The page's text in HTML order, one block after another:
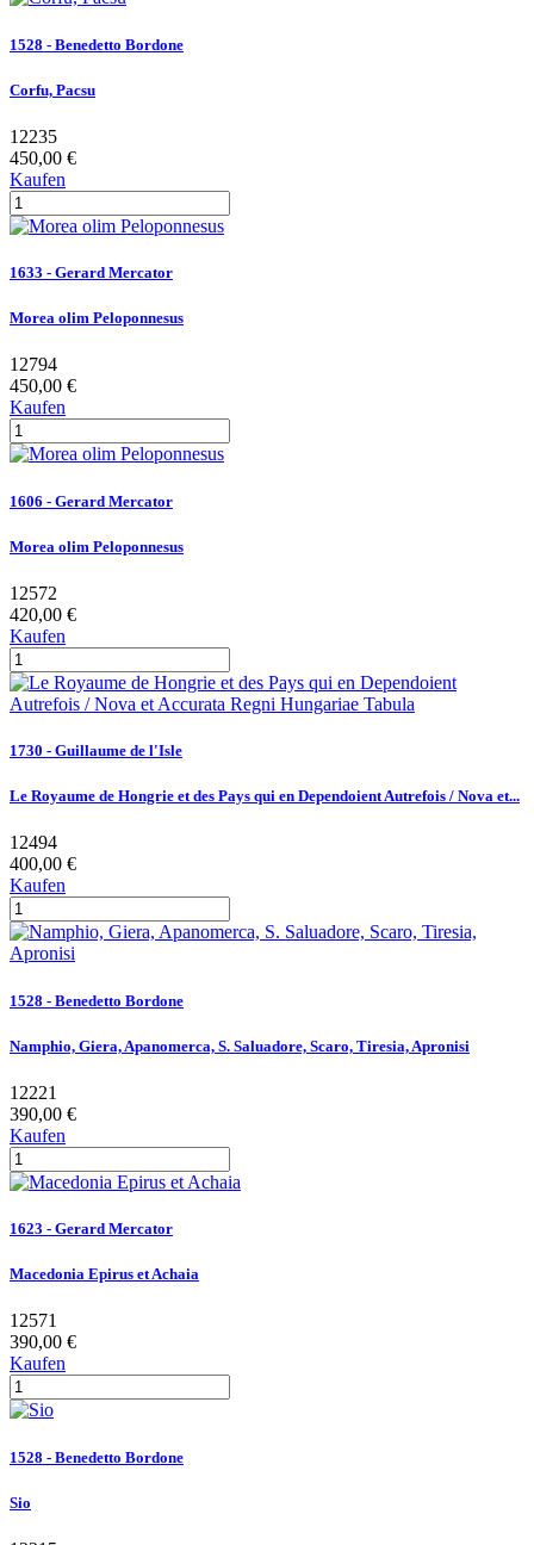
1528 - Benedetto Bordone
Corfu, Pacsu
12235
450,00 €
Kaufen
1633 - Gerard Mercator
Morea olim Peloponnesus
12794
450,00 €
Kaufen
1606 - Gerard Mercator
Morea olim Peloponnesus
12572
420,00 €
Kaufen
1730 - Guillaume de l'Isle
Le Royaume de Hongrie et des Pays qui en Dependoient Autrefois / Nova et...
12494
400,00 €
Kaufen
1528 - Benedetto Bordone
Namphio, Giera, Apanomerca, S. Saluadore, Scaro, Tiresia, Apronisi
12221
390,00 €
Kaufen
1623 - Gerard Mercator
Macedonia Epirus et Achaia
12571
390,00 €
Kaufen
1528 - Benedetto Bordone
Sio